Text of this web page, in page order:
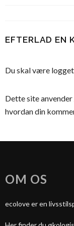
EFTERLAD EN
Du skal være
Dette site
hvordan din
OM OS
ecolove er en